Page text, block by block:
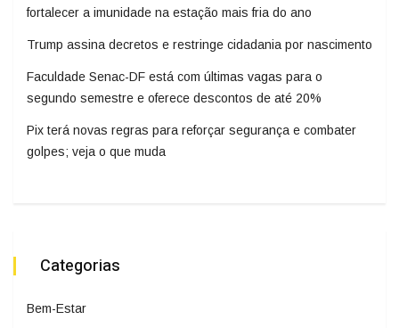
fortalecer a imunidade na estação mais fria do ano
Trump assina decretos e restringe cidadania por nascimento
Faculdade Senac-DF está com últimas vagas para o
segundo semestre e oferece descontos de até 20%
Pix terá novas regras para reforçar segurança e combater
golpes; veja o que muda
Categorias
Bem-Estar